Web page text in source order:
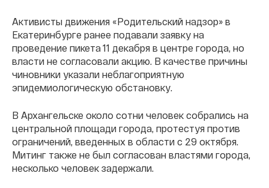
Активисты движения «Родительский надзор» в
Екатеринбурге ранее подавали заявку на
проведение пикета 11 декабря в центре города, но
власти не согласовали акцию. В качестве причины
чиновники указали неблагоприятную
эпидемиологическую обстановку.
В Архангельске около сотни человек собрались на
центральной площади города, протестуя против
ограничений, введенных в области с 29 октября.
Митинг также не был согласован властями города,
несколько человек задержали.